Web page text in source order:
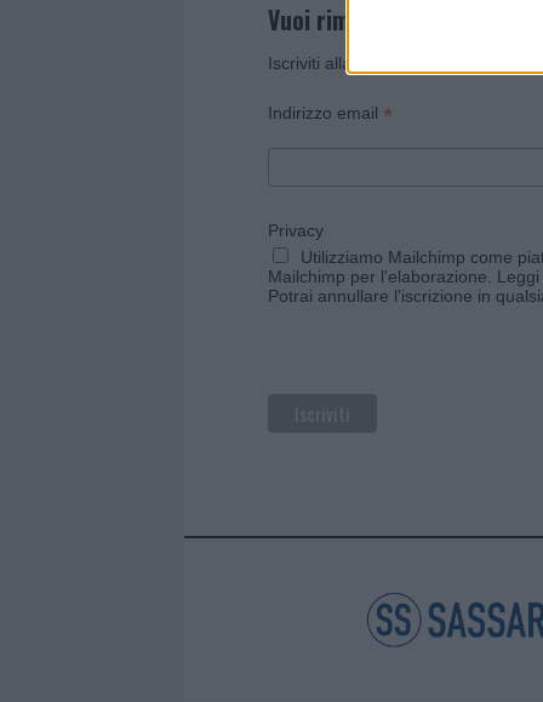
Vuoi rimanere sempre
Iscriviti alla newsletter di Gallura
Indirizzo email *
Privacy
Utilizziamo Mailchimp come
Mailchimp per l'elaborazione.
Potrai annullare l'iscrizione in